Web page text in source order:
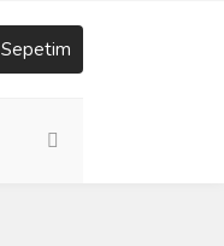
Sepetim